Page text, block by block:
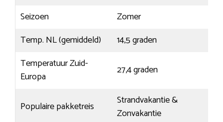
Seizoen
Zomer
Temp. NL (gemiddeld)
14,5 graden
Temperatuur Zuid-
Europa
27,4 graden
Populaire pakketreis
Strandvakantie &
Zonvakantie